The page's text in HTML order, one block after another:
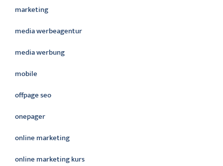
marketing
media werbeagentur
media werbung
mobile
offpage seo
onepager
online marketing
online marketing kurs